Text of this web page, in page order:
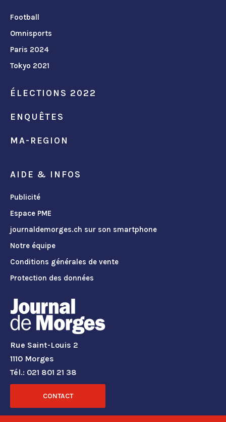
Football
Omnisports
Paris 2024
Tokyo 2021
ÉLECTIONS 2022
ENQUÊTES
MA-REGION
AIDE & INFOS
Publicité
Espace PME
journaldemorges.ch sur son smartphone
Notre équipe
Conditions générales de vente
Protection des données
Rue Saint-Louis 2
1110 Morges
Tél.: 021 801 21 38
CONTACT